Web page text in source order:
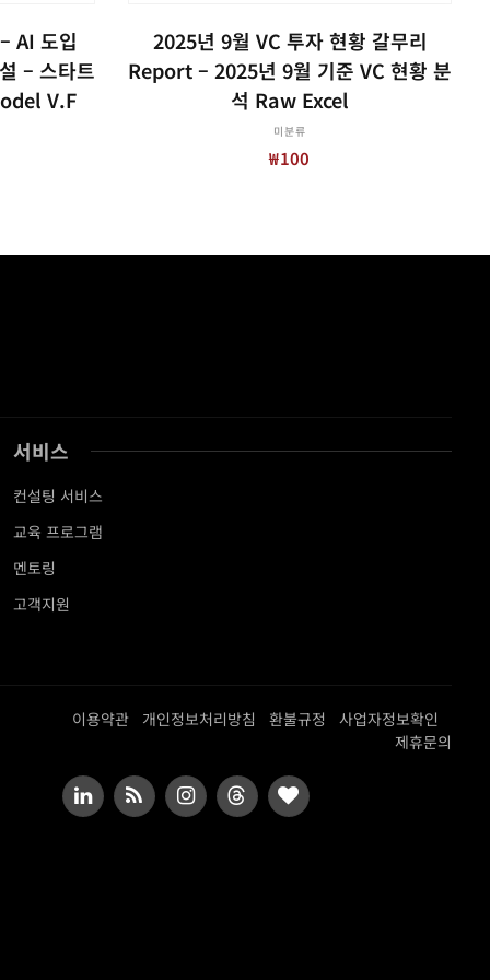
AI 도입
– 스타트
V.f
2025년 9월 VC 투자 현황 갈무리
Report – 2025년 9월 기준 VC 현황 분
석 Raw Excel
미분류
₩100
서비스
컨설팅 서비스
교육 프로그램
멘토링
고객지원
이용약관 개인정보처리방침 환불규정
사업자정보확인
제휴문의
LinkedInRSS InstagramThreadsBlogLovin